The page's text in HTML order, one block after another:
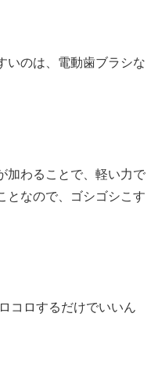
いのは、電動歯ブラシな
加わることで、軽い力で
となので、ゴシゴシこす
コロするだけでいいん